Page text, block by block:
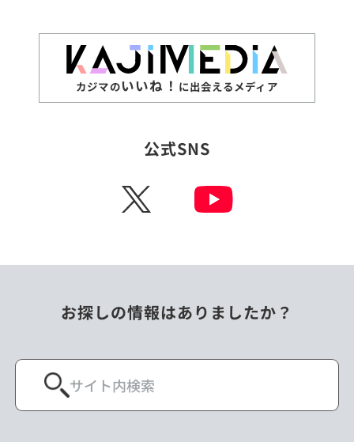
カジマのいいね！ に出会えるメディア
公式SNS
X
お探しの情報はありましたか？